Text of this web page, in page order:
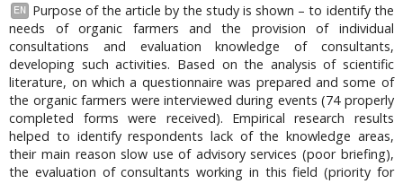
EN
Purpose of the article by the study is shown – to identify the
needs of organic farmers and the provision of individual
consultations and evaluation knowledge of consultants,
developing such activities. Based on the analysis of scientific
literature, on which a questionnaire was prepared and some of
the organic farmers were interviewed during events (74 properly
completed forms were received). Empirical research results
helped to identify respondents lack of the knowledge areas,
their main reason slow use of advisory services (poor briefing),
the evaluation of consultants working in this field (priority for